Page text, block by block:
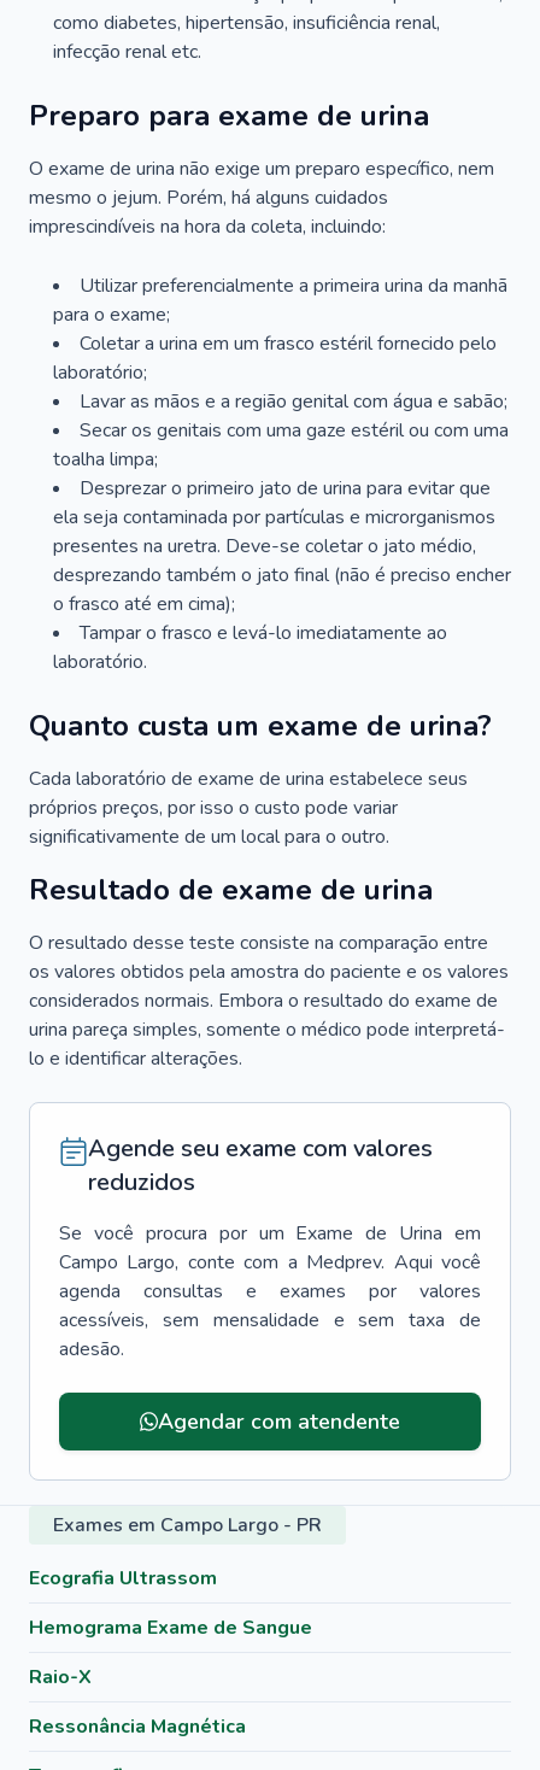
como diabetes, hipertensão, insuficiência renal,
infecção renal etc.
Preparo para exame de urina
O exame de urina não exige um preparo específico, nem
mesmo o jejum. Porém, há alguns cuidados
imprescindíveis na hora da coleta, incluindo:
Utilizar preferencialmente a primeira urina da manhã
para o exame;
Coletar a urina em um frasco estéril fornecido pelo
laboratório;
Lavar as mãos e a região genital com água e sabão;
Secar os genitais com uma gaze estéril ou com uma
toalha limpa;
Desprezar o primeiro jato de urina para evitar que
ela seja contaminada por partículas e microrganismos
presentes na uretra. Deve-se coletar o jato médio,
desprezando também o jato final (não é preciso encher
o frasco até em cima);
Tampar o frasco e levá-lo imediatamente ao
laboratório.
Quanto custa um exame de urina?
Cada laboratório de exame de urina estabelece seus
próprios preços, por isso o custo pode variar
significativamente de um local para o outro.
Resultado de exame de urina
O resultado desse teste consiste na comparação entre
os valores obtidos pela amostra do paciente e os valores
considerados normais. Embora o resultado do exame de
urina pareça simples, somente o médico pode interpretá-
lo e identificar alterações.
Agende seu exame com valores
reduzidos
Se você procura por um Exame de Urina em
Campo Largo, conte com a Medprev. Aqui você
agenda consultas e exames por valores
acessíveis, sem mensalidade e sem taxa de
adesão.
Agendar com atendente
Exames em Campo Largo - PR
Ecografia Ultrassom
Hemograma Exame de Sangue
Raio-X
Ressonância Magnética